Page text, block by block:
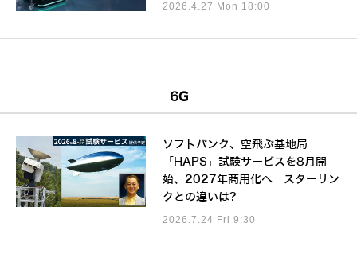
2026.4.27 Mon 18:00
6G
ソフトバンク、空飛ぶ基地局
「HAPS」試験サービスを8月開
始、2027年商用化へ スターリン
クとの違いは?
2026.7.24 Fri 9:30